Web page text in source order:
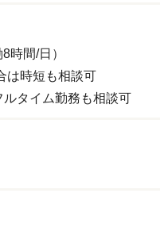
時間/日）
は時短も相談可
タイム勤務も相談可